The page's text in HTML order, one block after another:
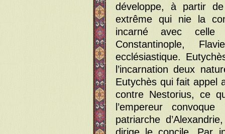
développe, à partir
extrême qui nie la
incarné avec celle
Constantinople,
ecclésiastique.
l’incarnation deux
Eutychès qui fait appel
contre Nestorius, ce
l’empereur
patriarche